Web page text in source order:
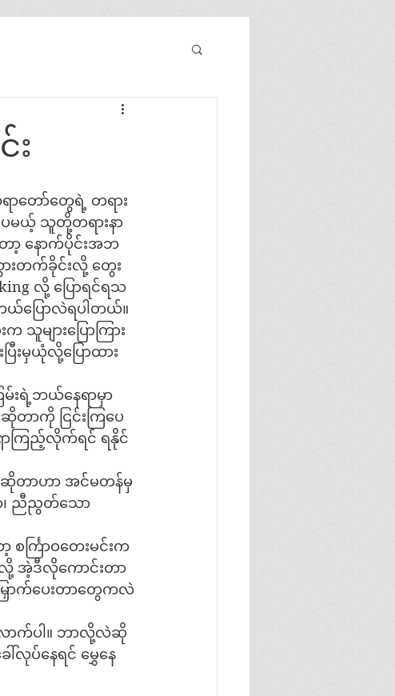
း
ာတော်တွေရဲ့ တရား
ေမယ့် သူတို့တရားနာ
ော့ နောက်ပိုင်းအဘ
းတက်ခိုင်းလို့ တွေး
လို့ ပြောရင်ရသ
ယ်ပြောလဲရပါတယ်။
သူများပြောကြား
းမှယုံလို့ပြောထား
းရဲ့ဘယ်နေရာမှာ
ာကို ငြင်းကြပေ
ာကြည့်လိုက်ရင် ရနိုင်
ဆိုတာဟာ အင်မတန်မှ
ာ၊ ညီညွတ်သော
ကြာဝတေးမင်းက
လို့ အဲ့ဒီလိုကောင်းတာ
ောက်ပေးတာတွေကလဲ
ောက်ပါ။ ဘာလို့လဲဆို
လုပ်နေရင် မွှေနေ